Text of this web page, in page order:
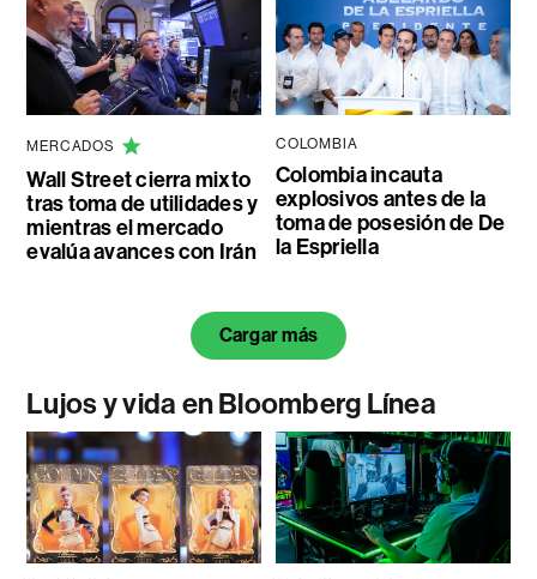
MERCADOS
Wall Street cierra mixto
tras toma de utilidades y
mientras el mercado
evalúa avances con Irán
COLOMBIA
Colombia incauta
explosivos antes de la
toma de posesión de De
la Espriella
Cargar más
Lujos y vida en Bloomberg Línea